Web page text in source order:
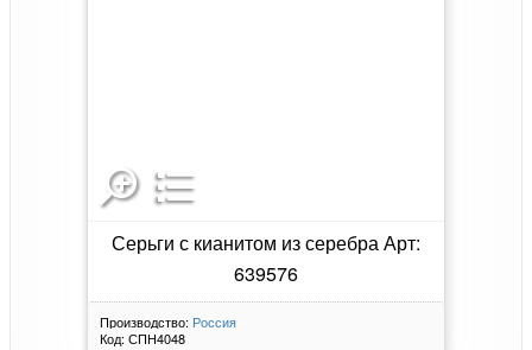
Серьги с кианитом из серебра Арт:
639576
Производство: Россия
Код: СПН4048